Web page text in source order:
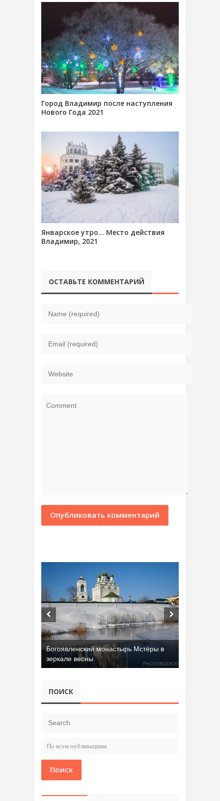
Город Владимир после наступления
Нового Года 2021
Январское утро… Место действия
Владимир, 2021
ОСТАВЬТЕ КОММЕНТАРИЙ
Богоявленский монастырь Мстёры в
зеркале весны
ПОИСК
Поиск